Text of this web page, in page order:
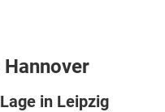
in Leipzig